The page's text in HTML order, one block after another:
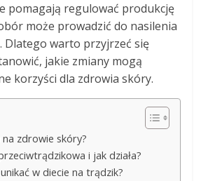
pomagają regulować produkcję
może prowadzić do nasilenia
Dlatego warto przyjrzeć się
jakie zmiany mogą
korzyści dla zdrowia skóry.
na zdrowie skóry?
i jak działa?
w diecie na trądzik?